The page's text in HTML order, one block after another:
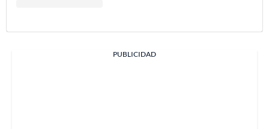
PUBLICIDAD